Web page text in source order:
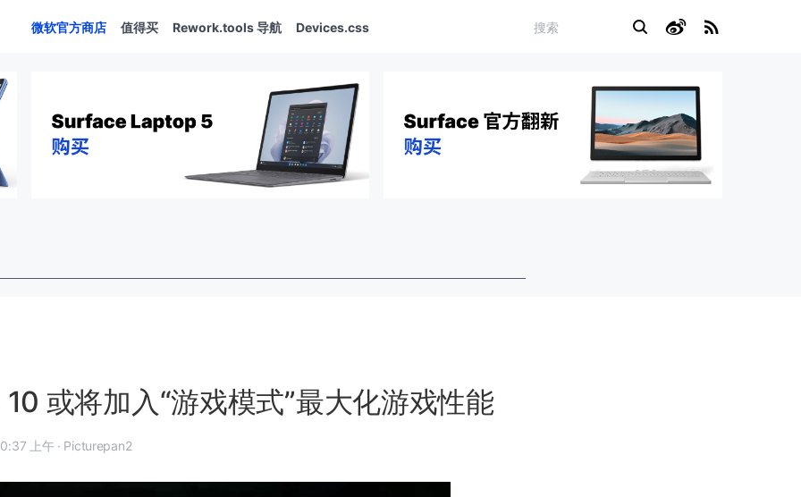
微软官方商店 值得买 Rework.tools 导航 Devices.css
或将加入“游戏模式”最大化游戏性能
年 12 月 29 日, 10:37 上午 · Picturepan2